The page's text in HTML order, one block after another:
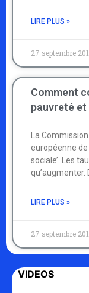
LIRE PLUS »
27 septembre
Comment
pauvreté et
La
européenne
sociale’. Les
qu’augmenter.
LIRE PLUS »
27 septembre
VIDEOS